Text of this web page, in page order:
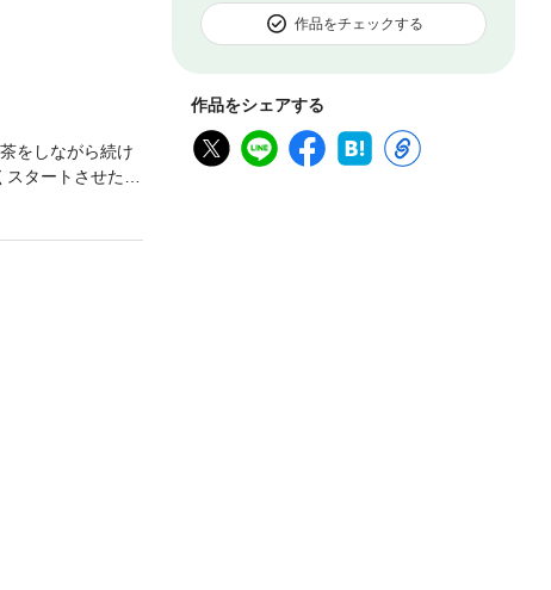
作品をチェックする
作品をシェアする
をしながら続け
スタートさせた
変わった花嫁」